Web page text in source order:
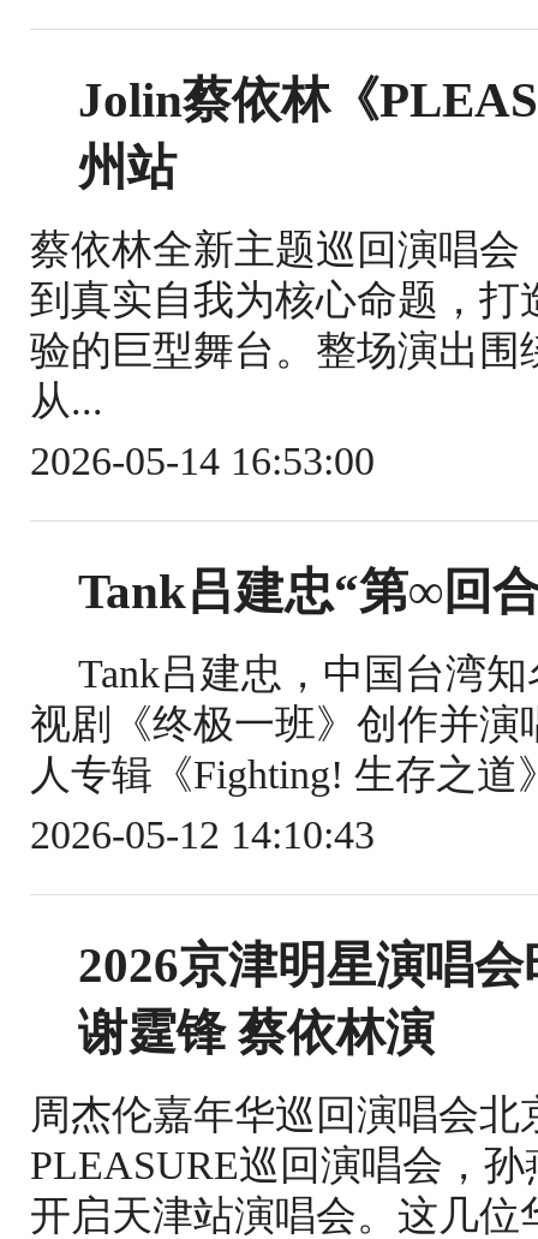
Jolin蔡依林《
州站
蔡依林全新主题巡回演唱会
到真实自我为核心命题，
验的巨型舞台。整场演出
从...
2026-05-14 16:53:00
Tank吕建忠“第∞回
Tank吕建忠，中国台湾
视剧《终极一班》创作并
人专辑《Fighting! 生存之
2026-05-12 14:10:43
2026京津明星演唱
谢霆锋 蔡依林演
周杰伦嘉年华巡回演唱会
PLEASURE巡回演唱会，
开启天津站演唱会。这几